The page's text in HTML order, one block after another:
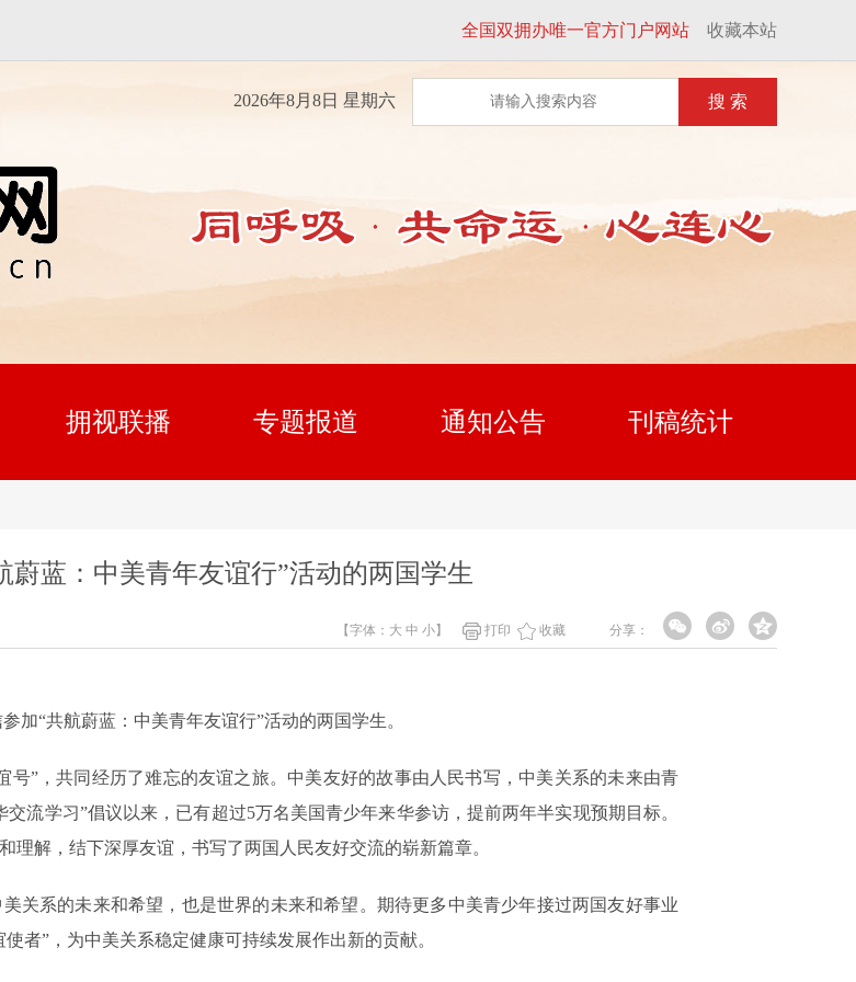
全国双拥办唯一官方门户网站 收藏本站
搜 索
2026年8月8日 星期六
拥视联播 专题报道 通知公告 刊稿统计
蔚蓝：中美青年友谊行”活动的两国学生
分享：
【字体： 大 中 小】 打印 收藏
加“共航蔚蓝：中美青年友谊行”活动的两国学生。
号”，共同经历了难忘的友谊之旅。中美友好的故事由人民书写，中美关系的未来由青
流学习”倡议以来，已有超过5万名美国青少年来华参访，提前两年半实现预期目标。
解，结下深厚友谊，书写了两国人民友好交流的崭新篇章。
关系的未来和希望，也是世界的未来和希望。期待更多中美青少年接过两国友好事业
者”，为中美关系稳定健康可持续发展作出新的贡献。